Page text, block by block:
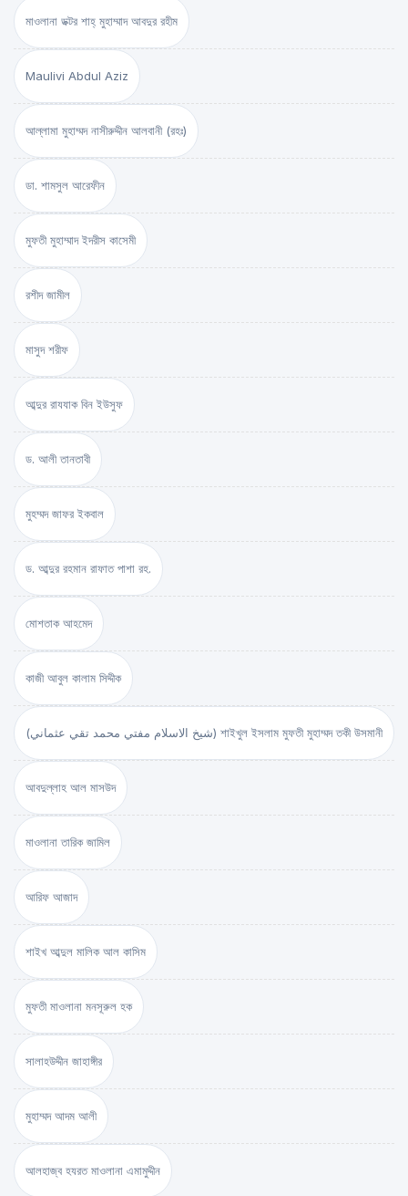
মাওলানা ডক্টর শাহ্‌ মুহাম্মাদ আবদুর রহীম
Maulivi Abdul Aziz
আল্লামা মুহাম্মদ নাসীরুদ্দীন আলবানী (রহঃ)
ডা. শামসুল আরেফীন
মুফতী মুহাম্মাদ ইদরীস কাসেমী
রশীদ জামীল
মাসুদ শরীফ
আব্দুর রাযযাক বিন ইউসুফ
ড. আলী তানতাবী
মুহম্মদ জাফর ইকবাল
ড. আব্দুর রহমান রাফাত পাশা রহ.
মোশতাক আহমেদ
কাজী আবুল কালাম সিদ্দীক
(شيخ الاسلام مفتي محمد تقي عثماني) শাইখুল ইসলাম মুফতী মুহাম্মদ তকী উসমানী
আবদুল্লাহ আল মাসউদ
মাওলানা তারিক জামিল
আরিফ আজাদ
শাইখ আব্দুল মালিক আল কাসিম
মুফতী মাওলানা মনসূরুল হক
সালাহউদ্দীন জাহাঙ্গীর
মুহাম্মদ আদম আলী
আলহাজ্ব হযরত মাওলানা এমামুদ্দীন